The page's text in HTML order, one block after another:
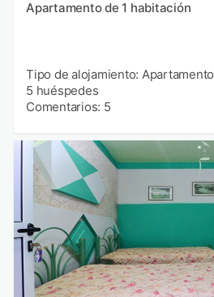
Apartamento de 1 habitación
Tipo de alojamiento: Apartamento
5 huéspedes
Comentarios: 5